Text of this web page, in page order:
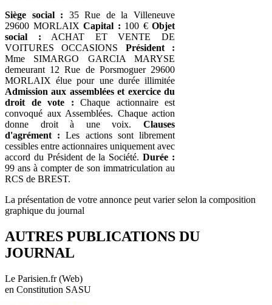
Siège social : 35 Rue de la Villeneuve
29600 MORLAIX Capital : 100 € Objet
social : ACHAT ET VENTE DE
VOITURES OCCASIONS Président :
Mme SIMARGO GARCIA MARYSE
demeurant 12 Rue de Porsmoguer 29600
MORLAIX élue pour une durée illimitée
Admission aux assemblées et exercice du
droit de vote : Chaque actionnaire est
convoqué aux Assemblées. Chaque action
donne droit à une voix. Clauses
d'agrément : Les actions sont librement
cessibles entre actionnaires uniquement avec
accord du Président de la Société.Durée :
99 ans à compter de son immatriculation au
RCS de BREST.
La présentation de votre annonce peut varier selon la composition
graphique du journal
AUTRES PUBLICATIONS DU
JOURNAL
Le Parisien.fr (Web)
en Constitution SASU